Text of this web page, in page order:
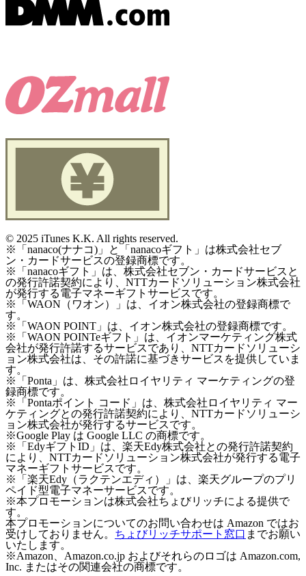
© 2025 iTunes K.K. All rights reserved.
※「nanaco(ナナコ)」と「nanacoギフト」は株式会社セブ
ン・カードサービスの登録商標です。
※「nanacoギフト」は、株式会社セブン・カードサービスと
の発行許諾契約により、NTTカードソリューション株式会社
が発行する電子マネーギフトサービスです。
※「WAON（ワオン）」は、イオン株式会社の登録商標で
す。
※「WAON POINT」は、イオン株式会社の登録商標です。
※「WAON POINTeギフト」は、イオンマーケティング株式
会社が発行許諾するサービスであり、NTTカードソリューシ
ョン株式会社は、その許諾に基づきサービスを提供していま
す。
※「Ponta」は、株式会社ロイヤリティ マーケティングの登
録商標です。
※「Pontaポイント コード」は、株式会社ロイヤリティ マー
ケティングとの発行許諾契約により、NTTカードソリューシ
ョン株式会社が発行するサービスです。
※Google Play は Google LLC の商標です。
※「EdyギフトID」は、楽天Edy株式会社との発行許諾契約
により、NTTカードソリューション株式会社が発行する電子
マネーギフトサービスです。
※「楽天Edy（ラクテンエディ）」は、楽天グループのプリ
ペイド型電子マネーサービスです。
※本プロモーションは株式会社ちょびリッチによる提供で
す。
本プロモーションについてのお問い合わせは Amazon ではお
受けしておりません。 ちょびリッチサポート窓口 までお願い
いたします。
※Amazon、Amazon.co.jp およびそれらのロゴは Amazon.com,
Inc. またはその関連会社の商標です。